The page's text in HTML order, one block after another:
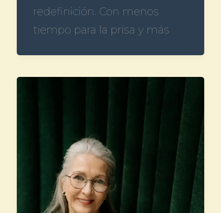
redefinición. Con menos
tiempo para la prisa y más